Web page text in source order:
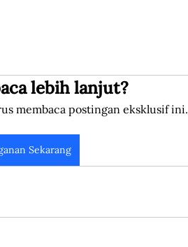
lebih lanjut?
membaca postingan eksklusif ini.
Sekarang